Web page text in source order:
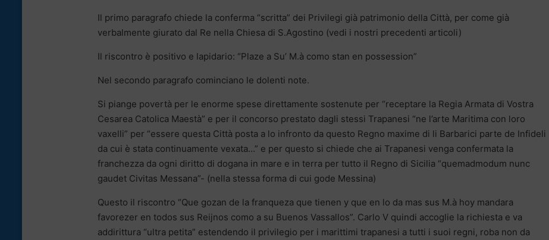
Il primo paragrafo chiede la conferma “scritta” dei Privilegi già patrimonio della Città, per come già
verbalmente giurato dal Re nella Chiesa di S.Agostino (vedi i nostri precedenti articoli)
Il riscontro è positivo e lapidario: “Plaze a Su’ M.à como stan en possession”
Nel secondo paragrafo cominciano le dolenti note.
Si piange povertà per le enorme spese direttamente sostenute per “receptare la Regia Armata di Vostra
Cesarea Catolica Maestà” e per il concorso prestato dagli stessi Trapanesi “ne l’arte Maritima con loro
vaxelli” per “essere questa Città posta a lo infronto da questo Regno maxime di li Barbarici parte de Infideli
da cui è stata continuamente vexata…” e per questo si chiede che ai Trapanesi venga confermata la
franchezza da ogni diritto di dogana in mare e in terra per tutto il Regno di Sicilia “quemadmodum nunc
gaudet Civitas Messana”- (nella stessa forma di cui gode Messina)
Questo il riscontro “Que gozan de la franqueza que tienen y que en lo da mas sus M.à hoy mandara
favorezer en todos sus Reijnos como a su Buenos Vassallos”. Carlo V quindi accoglie la richiesta e va
addirittura “ultra petita” estendendo il privilegio per i marittimi trapanesi a tutti i suoi regni, roba non da